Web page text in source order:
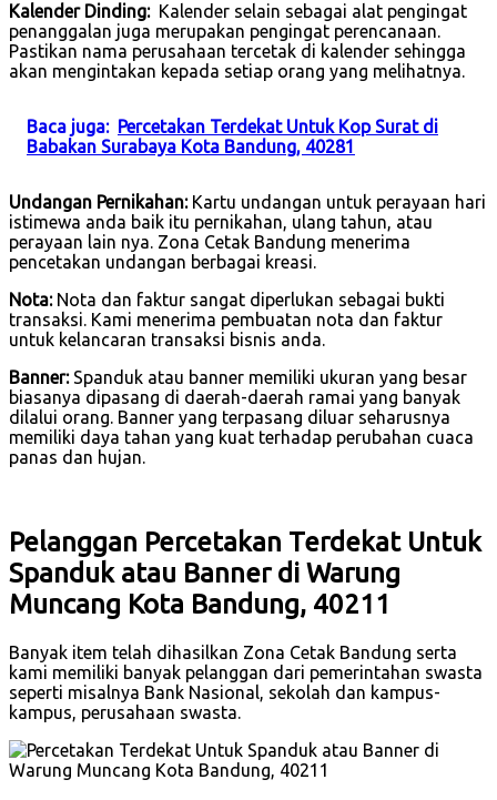
Kalender Dinding:Kalender selain sebagai alat pengingat
penanggalan juga merupakan pengingat perencanaan.
Pastikan nama perusahaan tercetak di kalender sehingga
akan mengintakan kepada setiap orang yang melihatnya.
Baca juga: Percetakan Terdekat Untuk Kop Surat di
Babakan Surabaya Kota Bandung, 40281
Undangan Pernikahan:Kartu undangan untuk perayaan hari
istimewa anda baik itu pernikahan, ulang tahun, atau
perayaan lain nya. Zona Cetak Bandung menerima
pencetakan undangan berbagai kreasi.
Nota:Nota dan faktur sangat diperlukan sebagai bukti
transaksi. Kami menerima pembuatan nota dan faktur
untuk kelancaran transaksi bisnis anda.
Banner:Spanduk atau banner memiliki ukuran yang besar
biasanya dipasang di daerah-daerah ramai yang banyak
dilalui orang. Banner yang terpasang diluar seharusnya
memiliki daya tahan yang kuat terhadap perubahan cuaca
panas dan hujan.
Pelanggan Percetakan Terdekat Untuk
Spanduk atau Banner di Warung
Muncang Kota Bandung, 40211
Banyak item telah dihasilkan Zona Cetak Bandung serta
kami memiliki banyak pelanggan dari pemerintahan swasta
seperti misalnya Bank Nasional, sekolah dan kampus-
kampus, perusahaan swasta.